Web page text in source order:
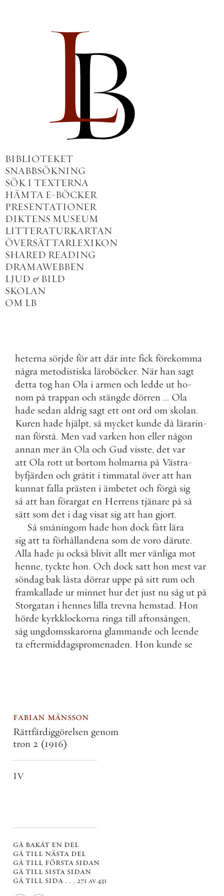
BIBLIOTEKET
SNABBSÖKNING
SÖK I TEXTERNA
HÄMTA E-BÖCKER
PRESENTATIONER
DIKTENS MUSEUM
LITTERATURKARTAN
ÖVERSÄTTARLEXIKON
SHARED READING
DRAMAWEBBEN
LJUD & BILD
SKOLAN
OM LB
heterna sörjde för att där inte fick förekomma
några metodistiska läroböcker. När han sagt
detta tog han Ola i armen och ledde ut ho-
nom på trappan och stängde dörren ... Ola
hade sedan aldrig sagt ett ont ord om skolan.
Kuren hade hjälpt, så mycket kunde då lärarin-
nan förstå. Men vad varken hon eller någon
annan mer än Ola och Gud visste, det var
att Ola rott ut bortom holmarna på Västra-
byfjärden och gråtit i timmatal över att han
kunnat falla prästen i ämbetet och förgå sig
så att han förargat en Herrens tjänare på så
sätt som det i dag visat sig att han gjort.
Så småningom hade hon dock fått lära
sig att ta förhållandena som de voro därute.
Alla hade ju också blivit allt mer vänliga mot
henne, tyckte hon. Och dock satt hon mest var
söndag bak låsta dörrar uppe på sitt rum och
framkallade ur minnet hur det just nu såg ut på
Storgatan i hennes lilla trevna hemstad. Hon
hörde kyrkklockorna ringa till aftonsången,
såg ungdomsskarorna glammande och leende
ta eftermiddagspromenaden. Hon kunde se
fabian månsson
Rättfärdiggörelsen genom
tron 2 (1916)
IV
gå bakåt en del
gå till nästa del
gå till första sidan
gå till sista sidan
gå till sida . . . 271 av 431